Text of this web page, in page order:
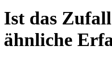
Ist das
ähnliche